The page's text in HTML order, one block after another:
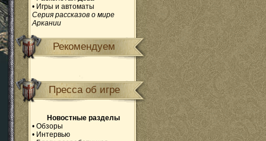
• Игры и автоматы
Серия рассказов о мире
Аркании
Рекомендуем
Пресса об игре
Новостные разделы
• Обзоры
• Интервью